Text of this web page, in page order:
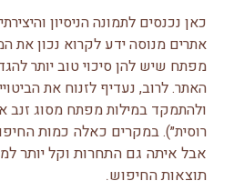
כאן נכנסים לתמונה הניסיון
אתרים מנוסה ידע לקרוא נכון את
מפתח שיש להן סיכוי טוב יותר
האתר. לרוב, נעדיף לזנוח את
ולהתמקד במילות מפתח מסוג זנב
רוסית״).במקרים כאלה כמות
אבל איתה גם התחרות וקל יותר
תוצאות החיפוש.